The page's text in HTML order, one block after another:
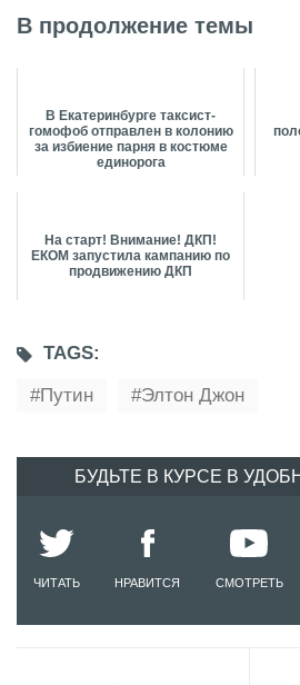
В продолжение темы
В Екатеринбурге таксист-
гомофоб отправлен в колонию
за избиение парня в костюме
единорога
На старт! Внимание! ДКП!
ЕКОМ запустила кампанию по
продвижению ДКП
TAGS:
Путин
Элтон Джон
БУДЬТЕ В КУРСЕ В
ЧИТАТЬ НРАВИТСЯ СМОТРЕТЬ